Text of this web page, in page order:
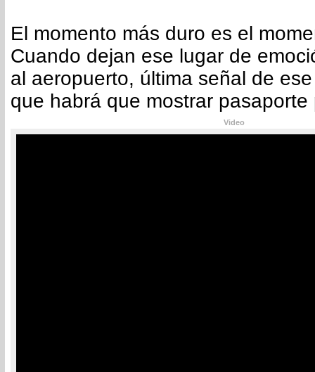
El momento más duro es el
Cuando dejan ese lugar de
al aeropuerto, última señal de
que habrá que mostrar pasaporte
Video